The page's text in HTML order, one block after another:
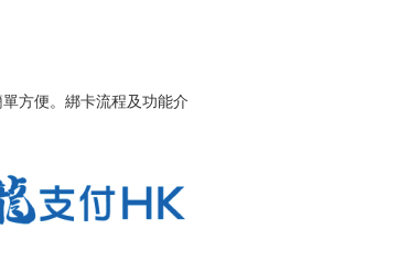
方便。綁卡流程及功能介